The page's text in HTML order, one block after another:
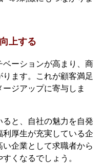
上する
ベーションが高まり、商
ます。これが顧客満足
ジアップに寄与しま
と、自社の魅力を自発
厚生が充実している企
企業として求職者から
くなるでしょう。